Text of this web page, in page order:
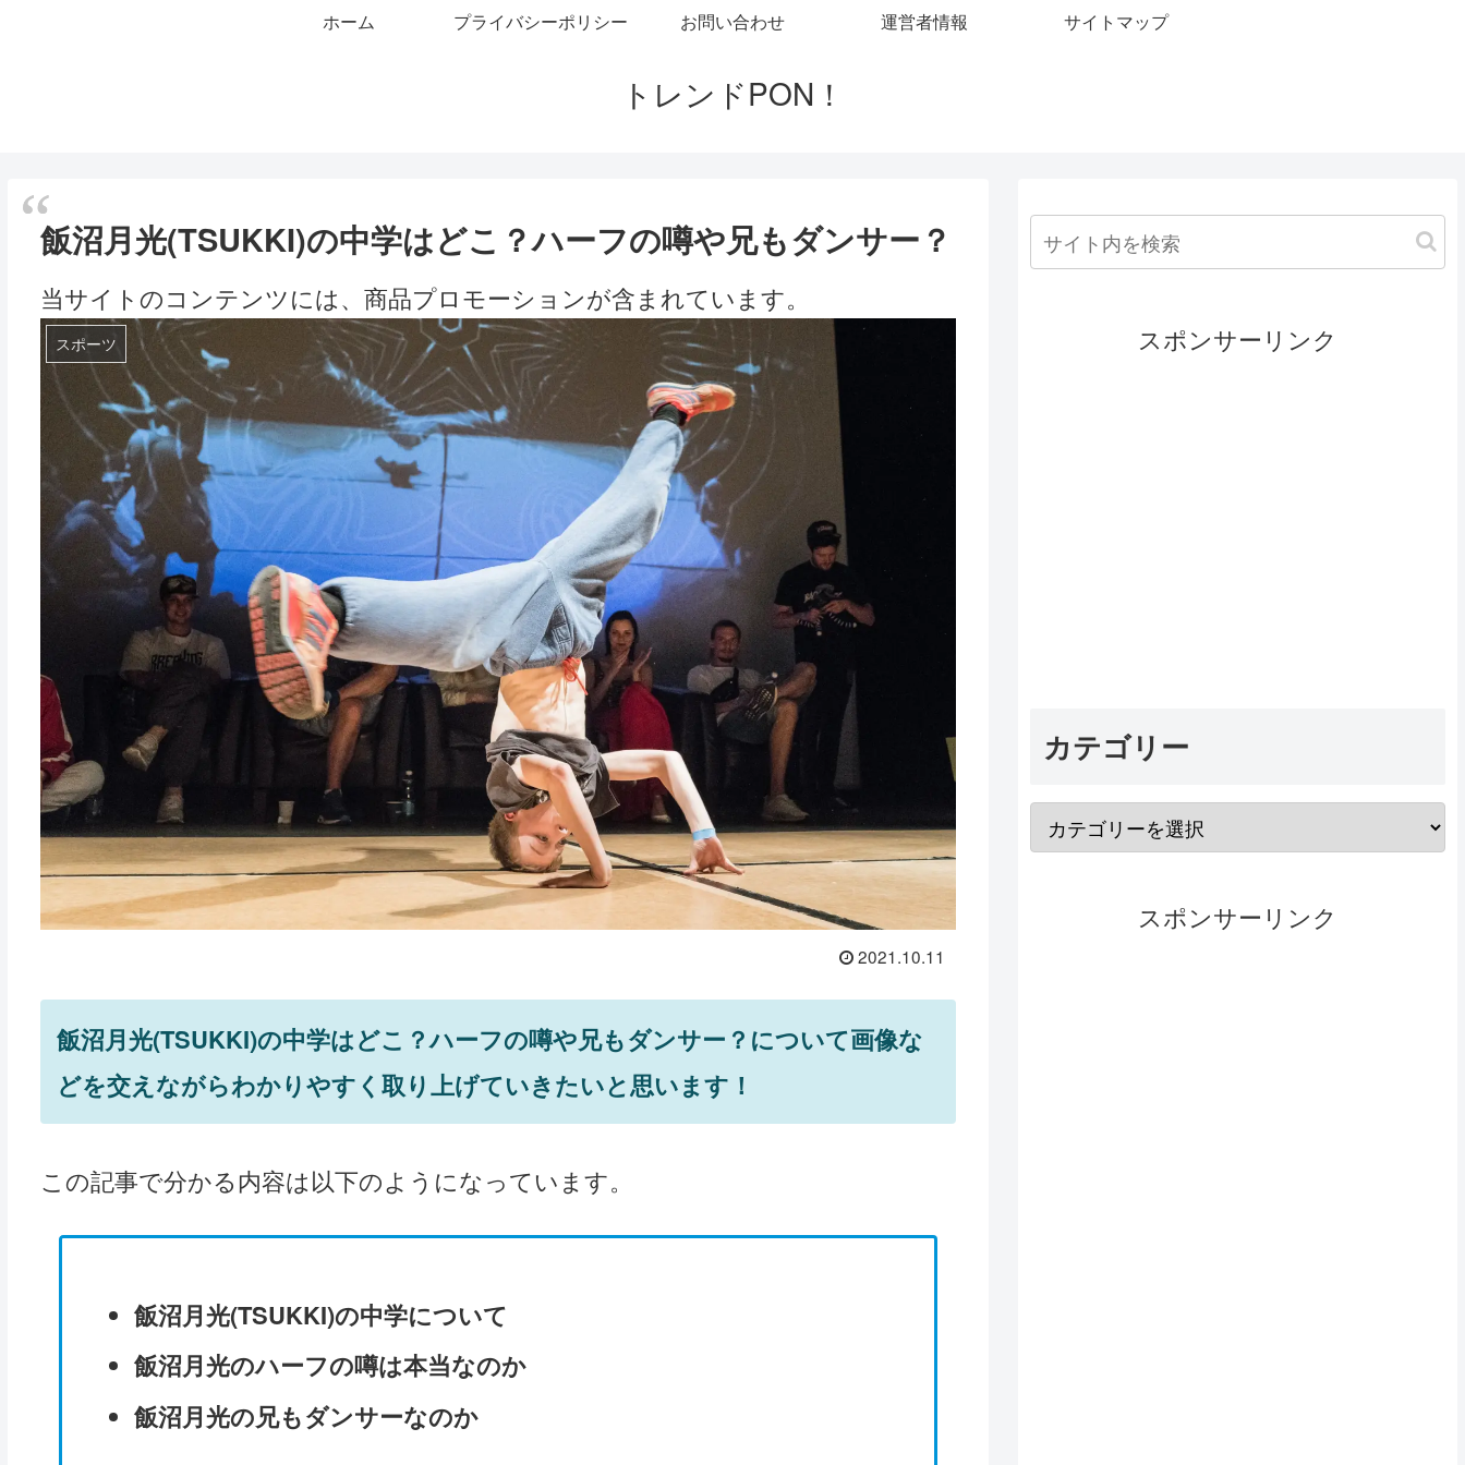
トレンドPON！
ホーム プライバシーポリシー お問い合わせ 運営者情報 サイトマップ
飯沼月光(TSUKKI)の中学はどこ？ハーフの噂や兄もダンサー？
当サイトのコンテンツには、商品プロモーションが含まれています。
スポーツ
2021.10.11
飯沼月光(TSUKKI)の中学はどこ？ハーフの噂や兄もダンサー？について画像な
どを交えながらわかりやすく取り上げていきたいと思います！
この記事で分かる内容は以下のようになっています。
飯沼月光(TSUKKI)の中学について
飯沼月光のハーフの噂は本当なのか
飯沼月光の兄もダンサーなのか
スポンサーリンク
カテゴリー
スポンサーリンク